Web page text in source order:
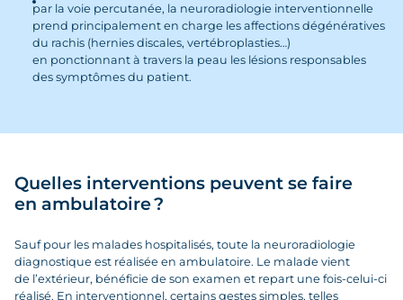
par la voie percutanée, la neuroradiologie interventionnelle
prend principalement en charge les affections dégénératives
du rachis (hernies discales, vertébroplasties…)
en ponctionnant à travers la peau les lésions responsables
des symptômes du patient.
Quelles interventions peuvent se faire
en ambulatoire ?
Sauf pour les malades hospitalisés, toute la neuroradiologie
diagnostique est réalisée en ambulatoire. Le malade vient
de l’extérieur, bénéficie de son examen et repart une fois-celui-ci
réalisé. En interventionnel, certains gestes simples, telles